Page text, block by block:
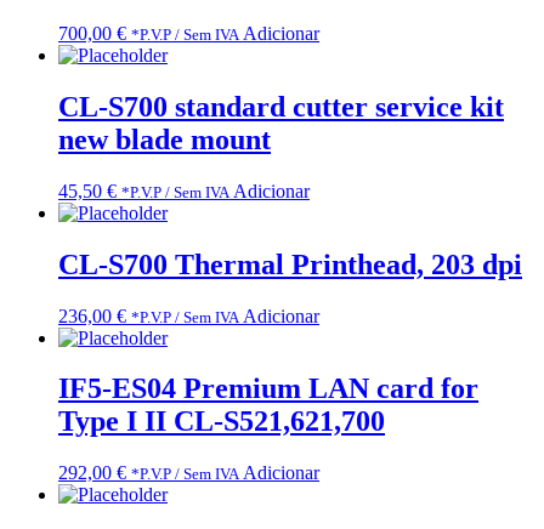
700,00 € *P.V.P / Sem IVA Adicionar
CL-S700 standard cutter service kit
new blade mount
45,50 € *P.V.P / Sem IVA Adicionar
CL-S700 Thermal Printhead, 203 dpi
236,00 € *P.V.P / Sem IVA Adicionar
IF5-ES04 Premium LAN card for
Type I II CL-S521,621,700
292,00 € *P.V.P / Sem IVA Adicionar